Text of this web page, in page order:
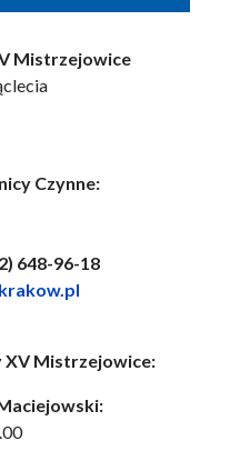
Mistrzejowice
Czynne:
648-96-18
XV Mistrzejowice: